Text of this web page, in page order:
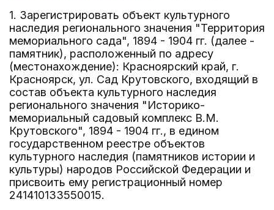
1. Зарегистрировать объект культурного
наследия регионального значения "Территория
мемориального сада", 1894 - 1904 гг. (далее -
памятник), расположенный по адресу
(местонахождение): Красноярский край, г.
Красноярск, ул. Сад Крутовского, входящий в
состав объекта культурного наследия
регионального значения "Историко-
мемориальный садовый комплекс В.М.
Крутовского", 1894 - 1904 гг., в едином
государственном реестре объектов
культурного наследия (памятников истории и
культуры) народов Российской Федерации и
присвоить ему регистрационный номер
241410133550015.